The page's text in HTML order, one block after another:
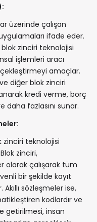
üzerinde çalışan
ifade eder.
zinciri teknolojisi
işlemleri aracı
amaçlar.
diğer blok zinciri
kredi verme, borç
fazlasını sunar.
zinciri teknolojisi
zinciri,
olarak çalışarak tüm
bir şekilde kayıt
Akıllı sözleşmeler ise,
kodlardır ve
getirilmesi, insan